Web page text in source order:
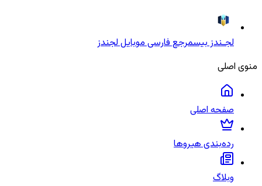
لجـندز بیسمرجع فارسی موبایل لجندز
منوی اصلی
صفحه اصلی
رده‌بندی هیروها
وبلاگ